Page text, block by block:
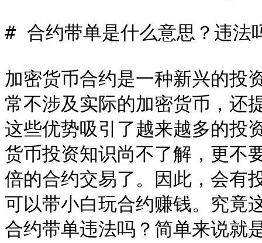
# 合约带单是什么意思？违法
加密货币合约是一种新兴的投
常不涉及实际的加密货币，还
这些优势吸引了越来越多的投
货币投资知识尚不了解，更不
倍的合约交易了。因此，会有
可以带小白玩合约赚钱。究竟
合约带单违法吗？简单来说就